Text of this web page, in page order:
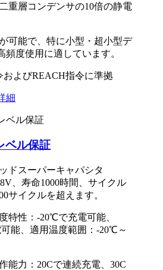
重層コンデンサの10倍の静電
可能で、特に小型・超小型デ
頻度使用に適しています。
よびREACH指令に準拠
細
ベル保証
ドスーパーキャパシタ
、寿命1000時間、サイクル
サイクルを超えます。
特性：-20℃で充電可能、
能、適用温度範囲：-20℃～
能力：20Cで連続充電、30C